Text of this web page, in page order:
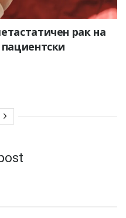
рак на